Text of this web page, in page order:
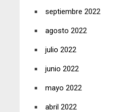
septiembre 2022
agosto 2022
julio 2022
junio 2022
mayo 2022
abril 2022